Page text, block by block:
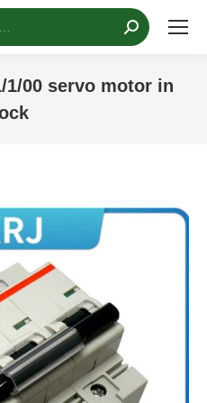
1/00 servo motor in